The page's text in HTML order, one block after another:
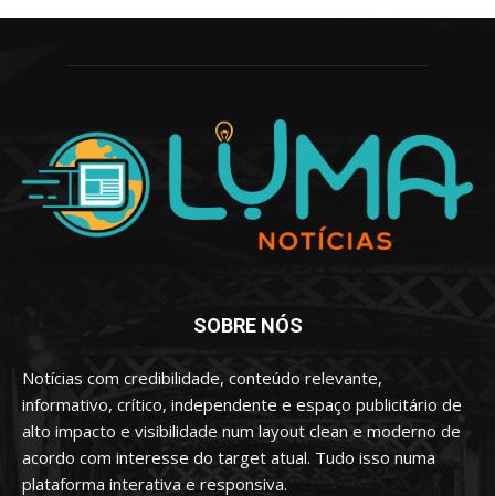
SOBRE NÓS
Notícias com credibilidade, conteúdo relevante,
informativo, crítico, independente e espaço publicitário de
alto impacto e visibilidade num layout clean e moderno de
acordo com interesse do target atual. Tudo isso numa
plataforma interativa e responsiva.